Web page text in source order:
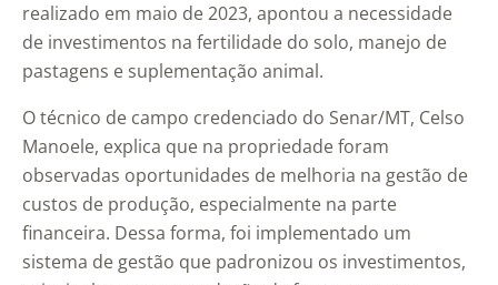
realizado em maio de 2023, apontou a necessidade
de investimentos na fertilidade do solo, manejo de
pastagens e suplementação animal.
O técnico de campo credenciado do Senar/MT, Celso
Manoele, explica que na propriedade foram
observadas oportunidades de melhoria na gestão de
custos de produção, especialmente na parte
financeira. Dessa forma, foi implementado um
sistema de gestão que padronizou os investimentos,